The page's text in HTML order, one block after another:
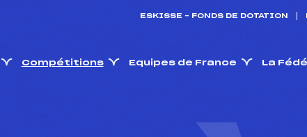
ESKISSE – FONDS DE DOTATION
Compétitions Equipes de France La